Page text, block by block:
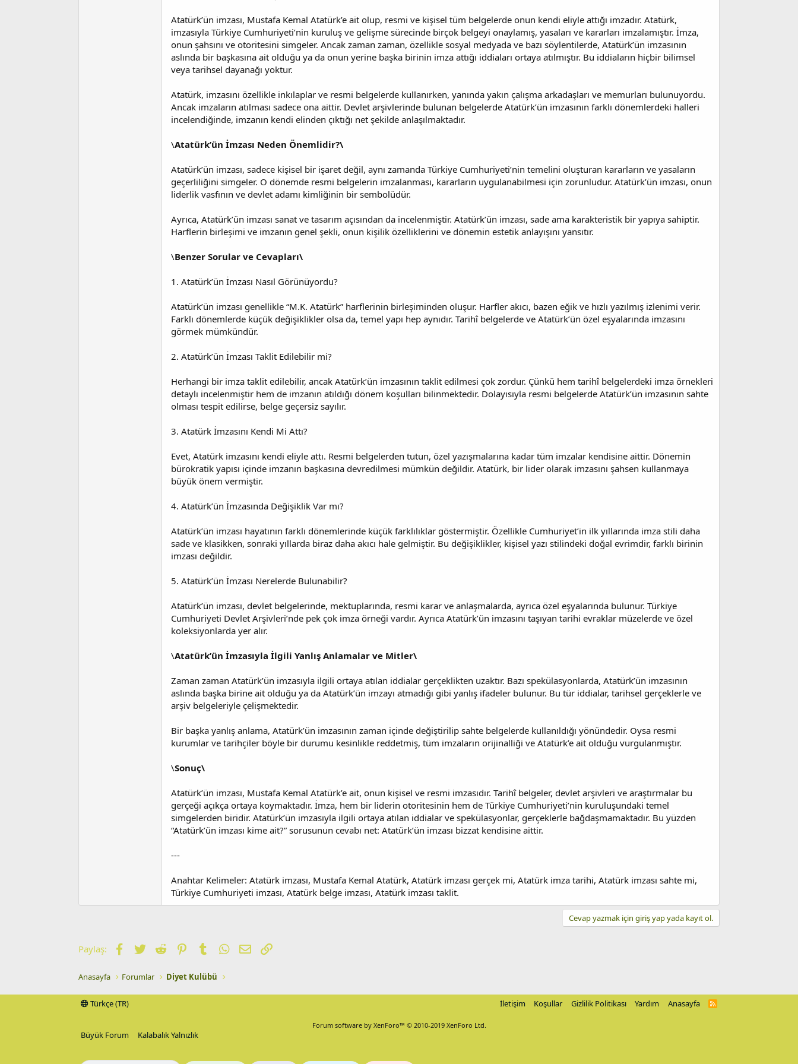
Atatürk’ün imzası, Mustafa Kemal Atatürk’e ait olup, resmi ve kişisel tüm belgelerde onun kendi eliyle attığı imzadır. Atatürk,
imzasıyla Türkiye Cumhuriyeti’nin kuruluş ve gelişme sürecinde birçok belgeyi onaylamış, yasaları ve kararları imzalamıştır. İmza,
onun şahsını ve otoritesini simgeler. Ancak zaman zaman, özellikle sosyal medyada ve bazı söylentilerde, Atatürk’ün imzasının
aslında bir başkasına ait olduğu ya da onun yerine başka birinin imza attığı iddiaları ortaya atılmıştır. Bu iddiaların hiçbir bilimsel
veya tarihsel dayanağı yoktur.
Atatürk, imzasını özellikle inkılaplar ve resmi belgelerde kullanırken, yanında yakın çalışma arkadaşları ve memurları bulunuyordu.
Ancak imzaların atılması sadece ona aittir. Devlet arşivlerinde bulunan belgelerde Atatürk’ün imzasının farklı dönemlerdeki halleri
incelendiğinde, imzanın kendi elinden çıktığı net şekilde anlaşılmaktadır.
\Atatürk’ün İmzası Neden Önemlidir?\
Atatürk’ün imzası, sadece kişisel bir işaret değil, aynı zamanda Türkiye Cumhuriyeti’nin temelini oluşturan kararların ve yasaların
geçerliliğini simgeler. O dönemde resmi belgelerin imzalanması, kararların uygulanabilmesi için zorunludur. Atatürk’ün imzası, onun
liderlik vasfının ve devlet adamı kimliğinin bir sembolüdür.
Ayrıca, Atatürk’ün imzası sanat ve tasarım açısından da incelenmiştir. Atatürk’ün imzası, sade ama karakteristik bir yapıya sahiptir.
Harflerin birleşimi ve imzanın genel şekli, onun kişilik özelliklerini ve dönemin estetik anlayışını yansıtır.
\Benzer Sorular ve Cevapları\
1. Atatürk’ün İmzası Nasıl Görünüyordu?
Atatürk’ün imzası genellikle “M.K. Atatürk” harflerinin birleşiminden oluşur. Harfler akıcı, bazen eğik ve hızlı yazılmış izlenimi verir.
Farklı dönemlerde küçük değişiklikler olsa da, temel yapı hep aynıdır. Tarihî belgelerde ve Atatürk’ün özel eşyalarında imzasını
görmek mümkündür.
2. Atatürk’ün İmzası Taklit Edilebilir mi?
Herhangi bir imza taklit edilebilir, ancak Atatürk’ün imzasının taklit edilmesi çok zordur. Çünkü hem tarihî belgelerdeki imza örnekleri
detaylı incelenmiştir hem de imzanın atıldığı dönem koşulları bilinmektedir. Dolayısıyla resmi belgelerde Atatürk’ün imzasının sahte
olması tespit edilirse, belge geçersiz sayılır.
3. Atatürk İmzasını Kendi Mi Attı?
Evet, Atatürk imzasını kendi eliyle attı. Resmi belgelerden tutun, özel yazışmalarına kadar tüm imzalar kendisine aittir. Dönemin
bürokratik yapısı içinde imzanın başkasına devredilmesi mümkün değildir. Atatürk, bir lider olarak imzasını şahsen kullanmaya
büyük önem vermiştir.
4. Atatürk’ün İmzasında Değişiklik Var mı?
Atatürk’ün imzası hayatının farklı dönemlerinde küçük farklılıklar göstermiştir. Özellikle Cumhuriyet’in ilk yıllarında imza stili daha
sade ve klasikken, sonraki yıllarda biraz daha akıcı hale gelmiştir. Bu değişiklikler, kişisel yazı stilindeki doğal evrimdir, farklı birinin
imzası değildir.
5. Atatürk’ün İmzası Nerelerde Bulunabilir?
Atatürk’ün imzası, devlet belgelerinde, mektuplarında, resmi karar ve anlaşmalarda, ayrıca özel eşyalarında bulunur. Türkiye
Cumhuriyeti Devlet Arşivleri’nde pek çok imza örneği vardır. Ayrıca Atatürk’ün imzasını taşıyan tarihi evraklar müzelerde ve özel
koleksiyonlarda yer alır.
\Atatürk’ün İmzasıyla İlgili Yanlış Anlamalar ve Mitler\
Zaman zaman Atatürk’ün imzasıyla ilgili ortaya atılan iddialar gerçeklikten uzaktır. Bazı spekülasyonlarda, Atatürk’ün imzasının
aslında başka birine ait olduğu ya da Atatürk’ün imzayı atmadığı gibi yanlış ifadeler bulunur. Bu tür iddialar, tarihsel gerçeklerle ve
arşiv belgeleriyle çelişmektedir.
Bir başka yanlış anlama, Atatürk’ün imzasının zaman içinde değiştirilip sahte belgelerde kullanıldığı yönündedir. Oysa resmi
kurumlar ve tarihçiler böyle bir durumu kesinlikle reddetmiş, tüm imzaların orijinalliği ve Atatürk’e ait olduğu vurgulanmıştır.
\Sonuç\
Atatürk’ün imzası, Mustafa Kemal Atatürk’e ait, onun kişisel ve resmi imzasıdır. Tarihî belgeler, devlet arşivleri ve araştırmalar bu
gerçeği açıkça ortaya koymaktadır. İmza, hem bir liderin otoritesinin hem de Türkiye Cumhuriyeti’nin kuruluşundaki temel
simgelerden biridir. Atatürk’ün imzasıyla ilgili ortaya atılan iddialar ve spekülasyonlar, gerçeklerle bağdaşmamaktadır. Bu yüzden
“Atatürk’ün imzası kime ait?” sorusunun cevabı net: Atatürk’ün imzası bizzat kendisine aittir.
---
Anahtar Kelimeler: Atatürk imzası, Mustafa Kemal Atatürk, Atatürk imzası gerçek mi, Atatürk imza tarihi, Atatürk imzası sahte mi,
Türkiye Cumhuriyeti imzası, Atatürk belge imzası, Atatürk imzası taklit.
Cevap yazmak için giriş yap yada kayıt ol.
Paylaş: Facebook
TwitterReddit PinterestTumblrWhatsApp
E-postaLink
Anasayfa Forumlar Diyet Kulübü
Türkçe (TR) İletişim Koşullar Gizlilik Politikası Yardım Anasayfa
R
Forum software by XenForo™ © 2010-2019 XenForo Ltd.
Büyük Forum Kalabalık Yalnızlık